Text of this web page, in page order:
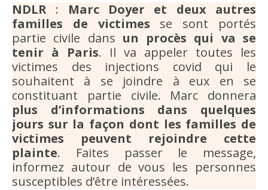
NDLR : Marc Doyer et deux autres
familles de victimes se sont portés
partie civile dans un procès qui va se
tenir à Paris. Il va appeler toutes les
victimes des injections covid qui le
souhaitent à se joindre à eux en se
constituant partie civile. Marc donnera
plus d’informations dans quelques
jours sur la façon dont les familles de
victimes peuvent rejoindre cette
plainte. Faites passer le message,
informez autour de vous les personnes
susceptibles d’être intéressées.